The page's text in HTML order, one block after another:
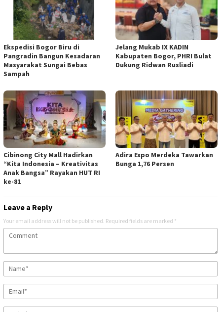
Ekspedisi Bogor Biru di
Pangradin Bangun Kesadaran
Masyarakat Sungai Bebas
Sampah
Jelang Mukab IX KADIN
Kabupaten Bogor, PHRI Bulat
Dukung Ridwan Rusliadi
Cibinong City Mall Hadirkan
“Kita Indonesia – Kreativitas
Anak Bangsa” Rayakan HUT RI
ke-81
Adira Expo Merdeka Tawarkan
Bunga 1,76 Persen
Leave a Reply
Your email address will not be published. Required fields are marked *